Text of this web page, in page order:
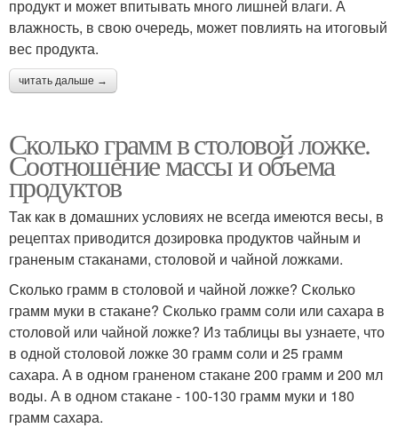
продукт и может впитывать много лишней влаги. А
влажность, в свою очередь, может повлиять на итоговый
вес продукта.
читать дальше →
Сколько грамм в столовой ложке.
Соотношение массы и объема
продуктов
Так как в домашних условиях не всегда имеются весы, в
рецептах приводится дозировка продуктов чайным и
граненым стаканами, столовой и чайной ложками.
Сколько грамм в столовой и чайной ложке? Сколько
грамм муки в стакане? Сколько грамм соли или сахара в
столовой или чайной ложке? Из таблицы вы узнаете, что
в одной столовой ложке 30 грамм соли и 25 грамм
сахара. А в одном граненом стакане 200 грамм и 200 мл
воды. А в одном стакане - 100-130 грамм муки и 180
грамм сахара.